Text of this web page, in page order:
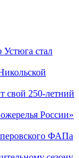
Устюга стал
свой 250-летний
России»
ФАПа